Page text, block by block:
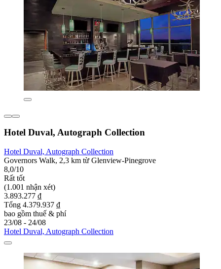
Hotel Duval, Autograph Collection
Hotel Duval, Autograph Collection
Governors Walk, 2,3 km từ Glenview-Pinegrove
8,0/10
Rất tốt
(1.001 nhận xét)
3.893.277 ₫
Tổng 4.379.937 ₫
bao gồm thuế & phí
23/08 - 24/08
Hotel Duval, Autograph Collection